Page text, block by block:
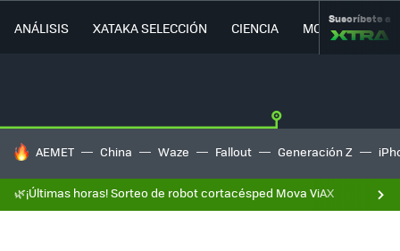
ANÁLISIS XATAKA SELECCIÓN CIENCIA MOVILIDAD
Suscríbete a
HOY SE HABLA DE
AEMET China Waze Fallout Generación Z
🌿¡Últimas horas! Sorteo de robot cortacésped Mova ViAX